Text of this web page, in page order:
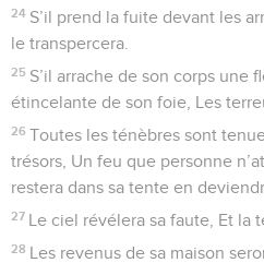
24 S’il prend la fuite devant les
le transpercera.
25 S’il arrache de son corps une
étincelante de son foie, Les
26 Toutes les ténèbres sont
trésors, Un feu que personne
restera dans sa tente en
27 Le ciel révélera sa faute, Et la
28 Les revenus de sa maison